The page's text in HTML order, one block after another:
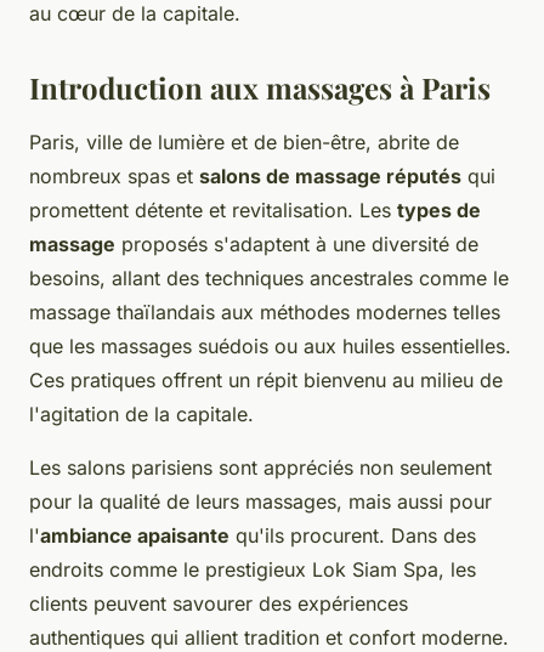
au cœur de la capitale.
Introduction aux massages à Paris
Paris, ville de lumière et de bien-être, abrite de
nombreux spas et salons de massage réputés qui
promettent détente et revitalisation. Les types de
massage proposés s'adaptent à une diversité de
besoins, allant des techniques ancestrales comme le
massage thaïlandais aux méthodes modernes telles
que les massages suédois ou aux huiles essentielles.
Ces pratiques offrent un répit bienvenu au milieu de
l'agitation de la capitale.
Les salons parisiens sont appréciés non seulement
pour la qualité de leurs massages, mais aussi pour
l'ambiance apaisante qu'ils procurent. Dans des
endroits comme le prestigieux Lok Siam Spa, les
clients peuvent savourer des expériences
authentiques qui allient tradition et confort moderne.